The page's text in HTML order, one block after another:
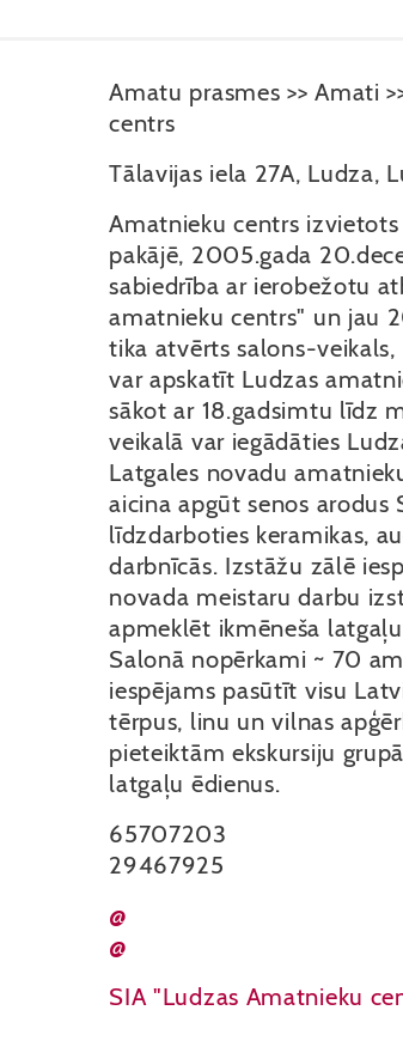
Amatu prasmes >> Amati
centrs
Tālavijas iela 27A, Ludza,
Amatnieku centrs
pakājē, 2005.gada
sabiedrība ar ierobežotu
amatnieku centrs" un jau
tika atvērts salons-
var apskatīt Ludzas
sākot ar 18.gadsimtu līdz
veikalā var iegādāties
Latgales novadu
aicina apgūt senos arodus
līdzdarboties keramikas,
darbnīcās. Izstāžu zālē
novada meistaru darbu
apmeklēt ikmēneša
Salonā nopērkami ~ 70
iespējams pasūtīt visu
tērpus, linu un vilnas
pieteiktām ekskursiju
latgaļu ēdienus.
65707203
29467925
@
@
SIA "Ludzas Amatnieku